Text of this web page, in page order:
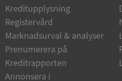
Kreditupplysning
Registervård
Marknadsurval & analyser
Prenumerera på
Kreditrapporten
Annonsera i
Namn
__RequestVerificationToken